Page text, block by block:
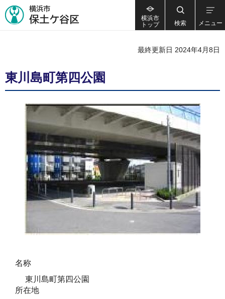
横浜市
トップ
検索 メニュー
最終更新日 2024年4月8日
東川島町第四公園
名称
東川島町第四公園
所在地